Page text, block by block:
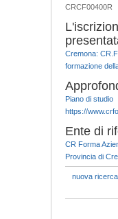
CRCF00400R
Cremona:
formazione
Piano di studio
https://
Ente di
CR Forma
Provincia di
nuova ricerca